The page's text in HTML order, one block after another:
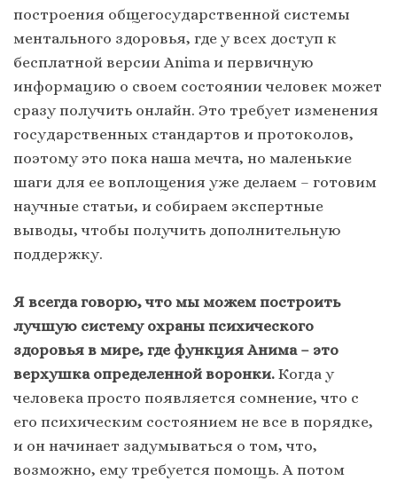
построения общегосударственной системы
ментального здоровья, где у всех доступ к
бесплатной версии Animа и первичную
информацию о своем состоянии человек может
сразу получить онлайн. Это требует изменения
государственных стандартов и протоколов,
поэтому это пока наша мечта, но маленькие
шаги для ее воплощения уже делаем – готовим
научные статьи, и собираем экспертные
выводы, чтобы получить дополнительную
поддержку.
Я всегда говорю, что мы можем построить
лучшую систему охраны психического
здоровья в мире, где функция Анима – это
верхушка определенной воронки. Когда у
человека просто появляется сомнение, что с
его психическим состоянием не все в порядке,
и он начинает задумываться о том, что,
возможно, ему требуется помощь. А потом